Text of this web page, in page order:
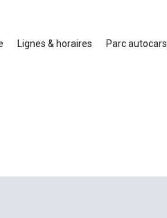
Rhône-Loire-Isère
Lignes & horaires Parc autocars